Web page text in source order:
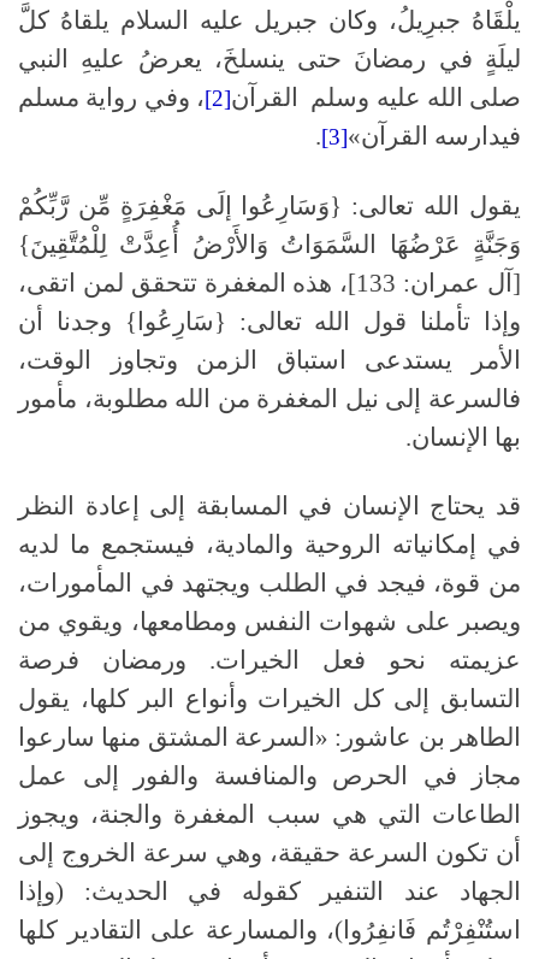
يلْقَاهُ جبرِيلُ، وكان جبريل عليه السلام يلقاهُ كلَّ
ليلَةٍ في رمضانَ حتى ينسلخَ، يعرضُ عليهِ النبي
صلى الله عليه وسلم القرآن[2]
، وفي رواية مسلم
فيدارسه القرآن»[3]
.
يقول الله تعالى: {وَسَارِعُوا إلَى مَغْفِرَةٍ مِّن رَّبِّكُمْ
وَجَنَّةٍ عَرْضُهَا السَّمَوَاتُ وَالأَرْضُ أُعِدَّتْ لِلْمُتَّقِينَ}
[آل عمران: 133]، هذه المغفرة تتحقق لمن اتقى،
وإذا تأملنا قول الله تعالى: {سَارِعُوا} وجدنا أن
الأمر يستدعى استباق الزمن وتجاوز الوقت،
فالسرعة إلى نيل المغفرة من الله مطلوبة، مأمور
بها الإنسان.
قد يحتاج الإنسان في المسابقة إلى إعادة النظر
في إمكانياته الروحية والمادية، فيستجمع ما لديه
من قوة، فيجد في الطلب ويجتهد في المأمورات،
ويصبر على شهوات النفس ومطامعها، ويقوي من
عزيمته نحو فعل الخيرات. ورمضان فرصة
التسابق إلى كل الخيرات وأنواع البر كلها، يقول
الطاهر بن عاشور: «السرعة المشتق منها سارعوا
مجاز في الحرص والمنافسة والفور إلى عمل
الطاعات التي هي سبب المغفرة والجنة، ويجوز
أن تكون السرعة حقيقة، وهي سرعة الخروج إلى
الجهاد عند التنفير كقوله في الحديث: (وإذا
استُنْفِرْتُم فَانفِرُوا)، والمسارعة على التقادير كلها